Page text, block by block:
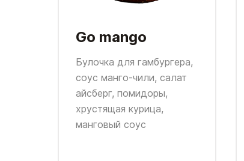
Go mango
Булочка для гамбургера,
соус манго-чили, салат
айсберг, помидоры,
хрустящая курица,
манговый соус